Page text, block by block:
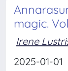
magic.
Irene
2025-01-01